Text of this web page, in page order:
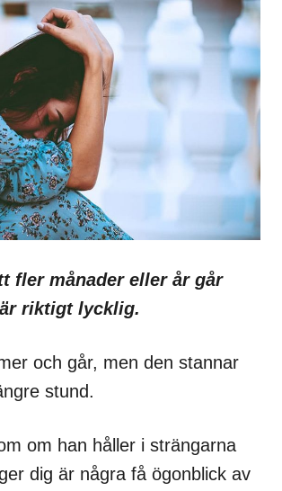
fler månader eller år går
riktigt lycklig.
och går, men den stannar
stund.
om han håller i strängarna
dig är några få ögonblick av